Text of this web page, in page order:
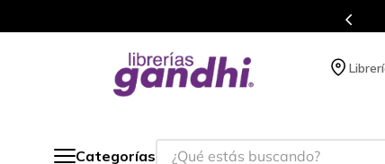
Categorías
¿Qué estás buscando?